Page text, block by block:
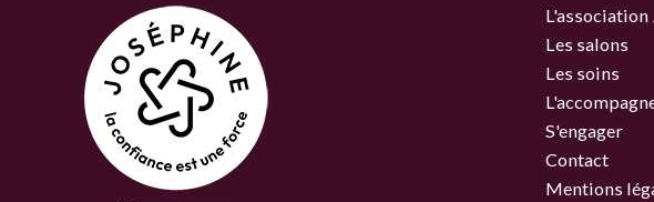
L'association
Les salons
Les soins
S'engager
Contact
Mentions